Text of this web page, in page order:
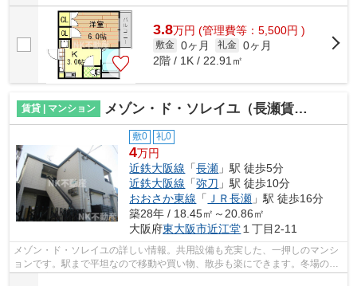
3.8万円 (管理費等：5,500円 )
敷金 0ヶ月 礼金 0ヶ月
2階 / 1K / 22.91㎡
賃貸 | マンション メゾン・ド・ソレイユ（長瀬賃貸）
敷0 礼0
4万円
近鉄大阪線 「長瀬 」駅 徒歩5分
近鉄大阪線 「弥刀 」駅 徒歩10分
おおさか東線 「 ＪＲ長瀬 」駅 徒歩16分
築28年 / 18.45㎡～20.86㎡
大阪府東大阪市近江堂 １丁目2-11
メゾン・ド・ソレイユの詳しい情報。共用設備も充実した、一押しのマンシ
ョンです。駅まで平坦なので移動や買い物、散歩も楽にできます。冬場の換